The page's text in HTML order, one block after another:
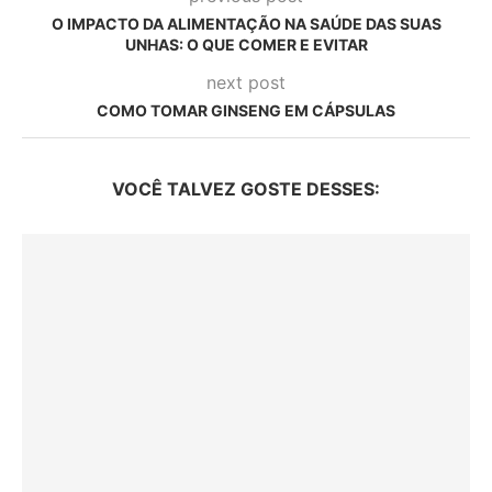
O IMPACTO DA ALIMENTAÇÃO NA SAÚDE DAS SUAS
UNHAS: O QUE COMER E EVITAR
next post
COMO TOMAR GINSENG EM CÁPSULAS
VOCÊ TALVEZ GOSTE DESSES: